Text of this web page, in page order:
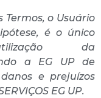
o Usuário
é o único
da
a EG UP de
e prejuízos
EG UP.